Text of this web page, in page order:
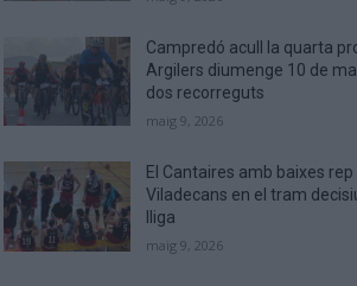
Campredó acull la quarta
Argilers diumenge 10 de
dos recorreguts
maig 9, 2026
El Cantaires amb baixes rep
Viladecans en el tram
lliga
maig 9, 2026